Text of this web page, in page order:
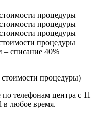
процедуры
процедуры
процедуры
процедуры
списание 40%
процедуры)
телефонам центра c 11
в любое время.